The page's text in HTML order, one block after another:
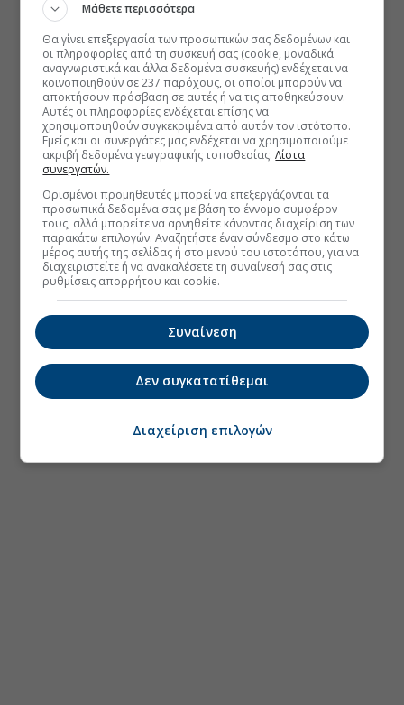
Μάθετε περισσότερα
Θα γίνει επεξεργασία των προσωπικών σας δεδομένων και
οι πληροφορίες από τη συσκευή σας (cookie, μοναδικά
αναγνωριστικά και άλλα δεδομένα συσκευής) ενδέχεται να
κοινοποιηθούν σε 237 παρόχους, οι οποίοι μπορούν να
αποκτήσουν πρόσβαση σε αυτές ή να τις αποθηκεύσουν.
Αυτές οι πληροφορίες ενδέχεται επίσης να
χρησιμοποιηθούν συγκεκριμένα από αυτόν τον ιστότοπο.
Εμείς και οι συνεργάτες μας ενδέχεται να χρησιμοποιούμε
ακριβή δεδομένα γεωγραφικής τοποθεσίας.Λίστα
συνεργατών.
Ορισμένοι προμηθευτές μπορεί να επεξεργάζονται τα
προσωπικά δεδομένα σας με βάση το έννομο συμφέρον
τους, αλλά μπορείτε να αρνηθείτε κάνοντας διαχείριση των
παρακάτω επιλογών. Αναζητήστε έναν σύνδεσμο στο κάτω
μέρος αυτής της σελίδας ή στο μενού του ιστοτόπου, για να
διαχειριστείτε ή να ανακαλέσετε τη συναίνεσή σας στις
ρυθμίσεις απορρήτου και cookie.
Συναίνεση
Δεν συγκατατίθεμαι
Διαχείριση επιλογών